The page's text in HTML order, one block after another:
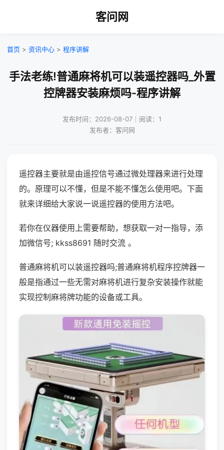
客问网
首页 > 资讯中心 > 程序讲解
手法老练!普通麻将机可以装遥控器吗_外置
控牌器安装麻烦吗-程序讲解
发布时间：2026-08-07｜阅读：1
发布者：客问网
遥控器主要就是由遥控信号通过微处理器来进行处理
的。原理可以不懂，但是不能不懂怎么使用吧。下面
就来详细给大家说一说遥控器的使用方法吧。
若你在仪器使用上需要帮助，想获取一对一指导，添
加微信号; kkss8691 随时交流 。
普通麻将机可以装遥控器吗;普通麻将机程序控牌器一
般是指通过一些无需对麻将机进行复杂安装操作就能
实现控制麻将牌功能的设备或工具。